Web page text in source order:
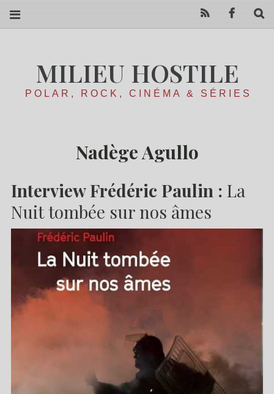
MILIEU HOSTILE
POLAR, ROCK, CINÉMA & SÉRIES
Nadège Agullo
Interview Frédéric Paulin : La
Nuit tombée sur nos âmes
RSS